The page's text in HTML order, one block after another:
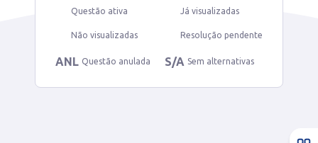
Questão ativa Já visualizadas
Não visualizadas Resolução pendente
ANL Questão anulada S/A Sem alternativas